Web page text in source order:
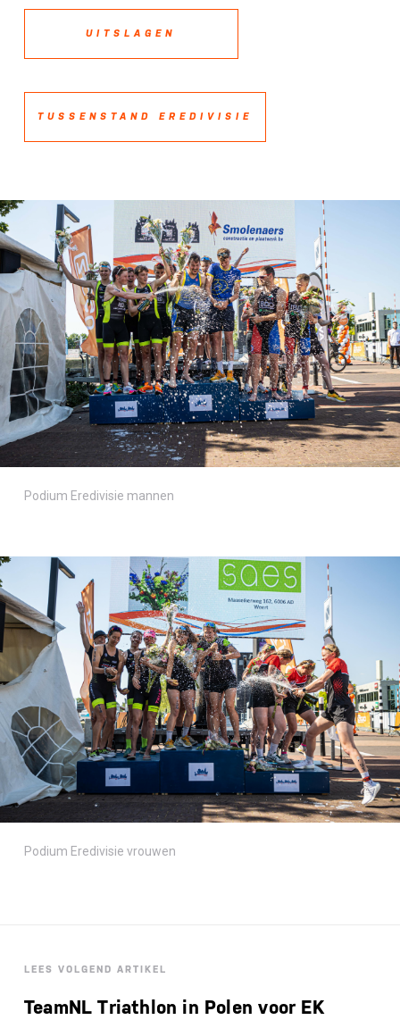
UITSLAGEN
TUSSENSTAND EREDIVISIE
Podium Eredivisie mannen
Podium Eredivisie vrouwen
LEES VOLGEND ARTIKEL
TeamNL Triathlon in Polen voor EK